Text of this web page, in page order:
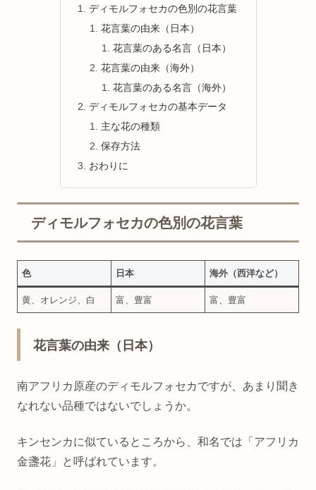
ディモルフォセカの色別の花言葉
花言葉の由来（日本）
花言葉のある名言（日本）
花言葉の由来（海外）
花言葉のある名言（海外）
ディモルフォセカの基本データ
主な花の種類
保存方法
おわりに
ディモルフォセカの色別の花言葉
色 日本 海外（西洋など）
黄、オレンジ、白 富、豊富 富、豊富
花言葉の由来（日本）
南アフリカ原産のディモルフォセカですが、あまり聞き
なれない品種ではないでしょうか。
キンセンカに似ているところから、和名では「アフリカ
金盞花」と呼ばれています。